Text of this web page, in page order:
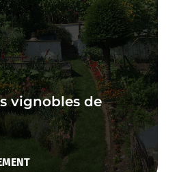
vignobles de